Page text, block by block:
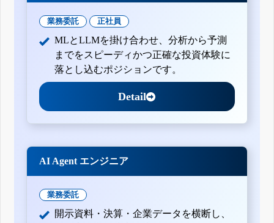
業務委託 正社員
MLとLLMを掛け合わせ、分析から予測
までをスピーディかつ正確な投資体験に
落とし込むポジションです。
Detail
AI Agent エンジニア
業務委託
開示資料・決算・企業データを横断し、